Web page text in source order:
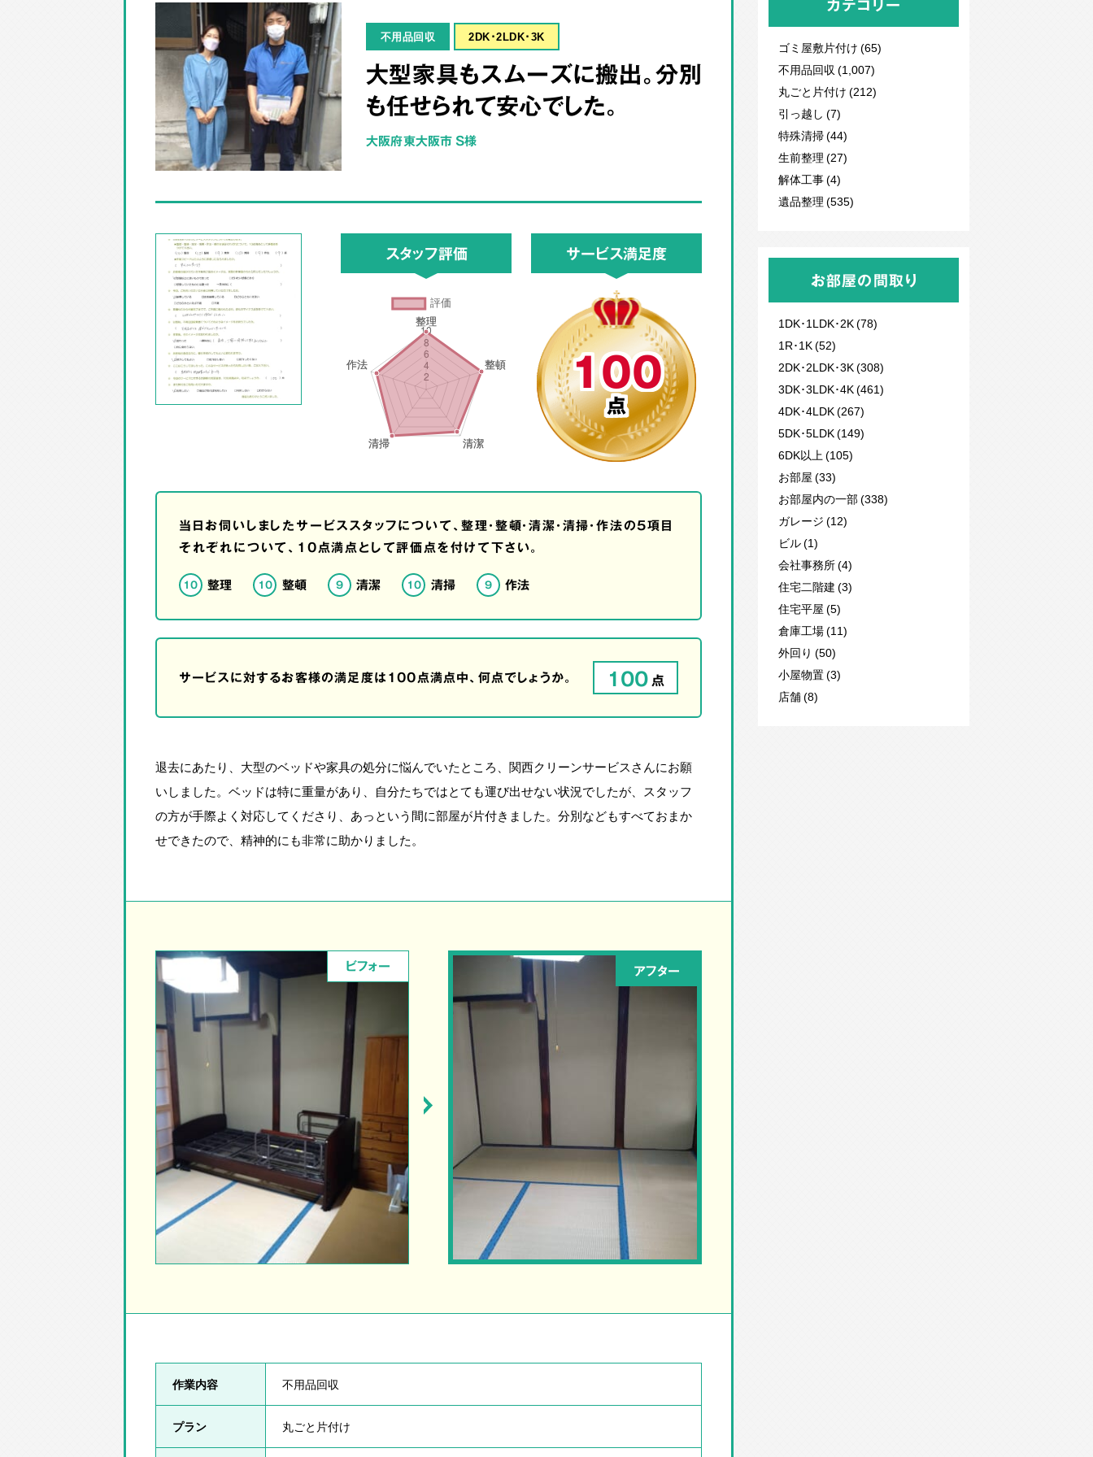
不用品回収 2DK･2LDK･3K
大型家具もスムーズに搬出。分別
も任せられて安心でした。
大阪府東大阪市 S様
スタッフ評価 サービス満足度
100
点
当日お伺いしましたサービススタッフについて、整理・整頓・清潔・清掃・作法の5項目
それぞれについて、10点満点として評価点を付けて下さい。
10 整理 10 整頓 9 清潔 10 清掃 9 作法
サービスに対するお客様の満足度は100点満点中、何点でしょうか。 100 点
退去にあたり、大型のベッドや家具の処分に悩んでいたところ、関西クリーンサービスさんにお願
いしました。ベッドは特に重量があり、自分たちではとても運び出せない状況でしたが、スタッフ
の方が手際よく対応してくださり、あっという間に部屋が片付きました。分別などもすべておまか
せできたので、精神的にも非常に助かりました。
ビフォー アフター
作業内容 不用品回収
プラン 丸ごと片付け
カテゴリー
ゴミ屋敷片付け (65)
不用品回収 (1,007)
丸ごと片付け (212)
引っ越し (7)
特殊清掃 (44)
生前整理 (27)
解体工事 (4)
遺品整理 (535)
お部屋の間取り
1DK･1LDK･2K (78)
1R･1K (52)
2DK･2LDK･3K (308)
3DK･3LDK･4K (461)
4DK･4LDK (267)
5DK･5LDK (149)
6DK以上 (105)
お部屋 (33)
お部屋内の一部 (338)
ガレージ (12)
ビル (1)
会社事務所 (4)
住宅二階建 (3)
住宅平屋 (5)
倉庫工場 (11)
外回り (50)
小屋物置 (3)
店舗 (8)